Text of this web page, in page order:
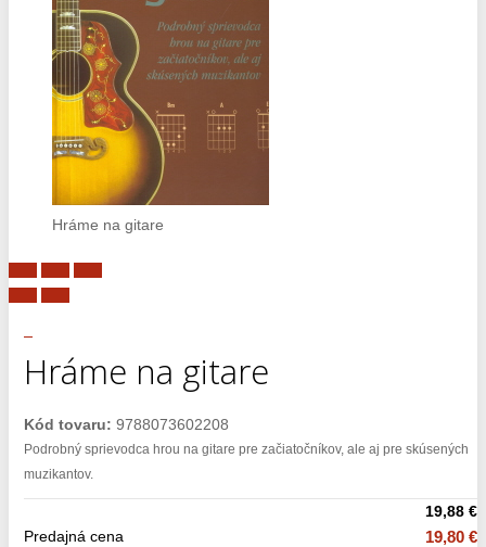
Hráme na gitare
Hráme na gitare
Kód tovaru: 9788073602208
Podrobný sprievodca hrou na gitare pre začiatočníkov, ale aj pre skúsených
muzikantov.
19,88 €
Predajná cena
19,80 €